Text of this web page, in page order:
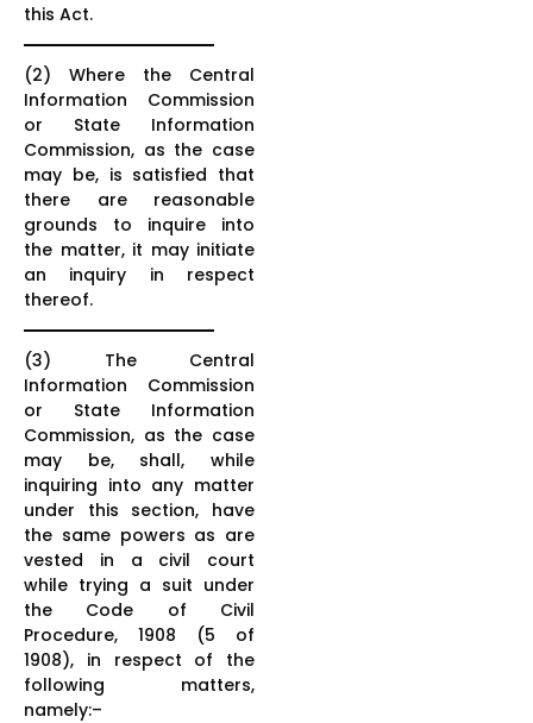
this Act.
(2) Where the Central
Information Commission
or State Information
Commission, as the case
may be, is satisfied that
there are reasonable
grounds to inquire into
the matter, it may initiate
an inquiry in respect
thereof.
(3) The Central
Information Commission
or State Information
Commission, as the case
may be, shall, while
inquiring into any matter
under this section, have
the same powers as are
vested in a civil court
while trying a suit under
the Code of Civil
Procedure, 1908 (5 of
1908), in respect of the
following matters,
namely:–